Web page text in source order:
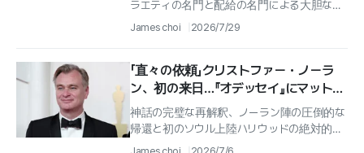
ラエティの名門と配給の名門による大胆なシ
ナジー大韓民国のコンテンツ産業の勢力図を
James choi 2026/7/29
「直々の依頼」クリストファー・ノーラ
ン、初の来日…『オデッセイ』にマット・
デイモン同行
神話の完璧な再解釈、ノーラン陣の圧倒的な
帰還と初のソウル上陸ハリウッドの絶対的巨
匠、『クリストファー・ノーラン』監督がついに